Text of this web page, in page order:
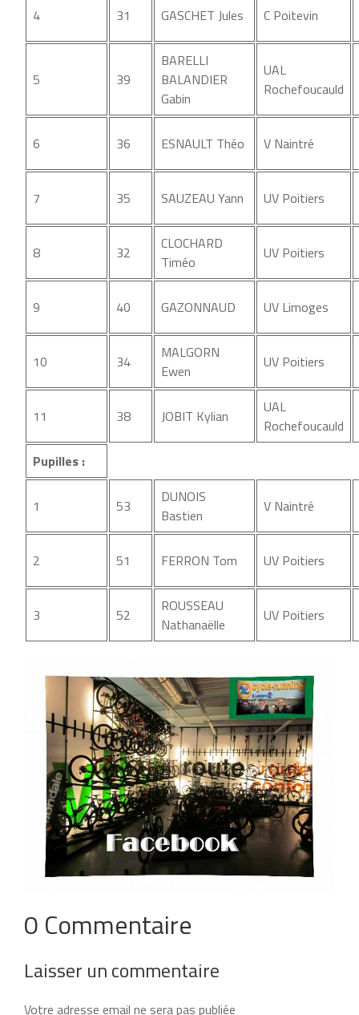
4 31 GASCHET Jules C Poitevin
5 39
BARELLI
BALANDIER
Gabin
UAL
Rochefoucauld
6 36 ESNAULT Théo V Naintré
7 35 SAUZEAU Yann UV Poitiers
8 32
CLOCHARD
Timéo
UV Poitiers
9 40 GAZONNAUD UV Limoges
10 34
MALGORN
Ewen
UV Poitiers
11 38 JOBIT Kylian
UAL
Rochefoucauld
Pupilles :
1 53
DUNOIS
Bastien
V Naintré
2 51 FERRON Tom UV Poitiers
3 52
ROUSSEAU
Nathanaëlle
UV Poitiers
0 Commentaire
Laisser un commentaire
Votre adresse email ne sera pas publiée